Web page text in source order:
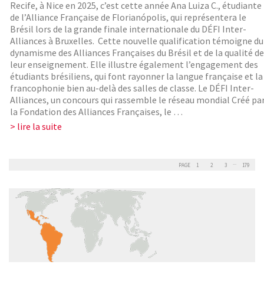
Recife, à Nice en 2025, c’est cette année Ana Luiza C., étudiante
de l’Alliance Française de Florianópolis, qui représentera le
Brésil lors de la grande finale internationale du DÉFI Inter-
Alliances à Bruxelles. Cette nouvelle qualification témoigne du
dynamisme des Alliances Françaises du Brésil et de la qualité de
leur enseignement. Elle illustre également l’engagement des
étudiants brésiliens, qui font rayonner la langue française et la
francophonie bien au-delà des salles de classe. Le DÉFI Inter-
Alliances, un concours qui rassemble le réseau mondial Créé
la Fondation des Alliances Françaises, le …
> lire la suite
PAGE 1 2 3 179